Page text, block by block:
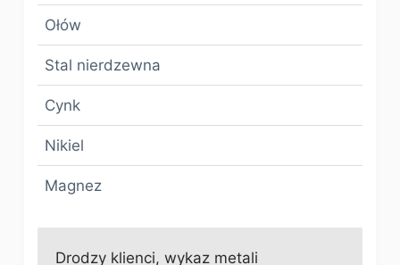
Ołów
Stal nierdzewna
Cynk
Nikiel
Magnez
Drodzy klienci, wykaz metali